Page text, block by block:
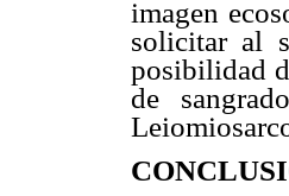
imagen
solicitar al
posibilidad
de